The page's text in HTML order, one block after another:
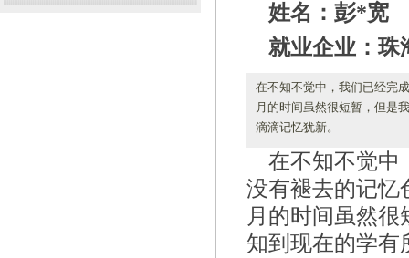
姓名：彭*宽
就业企业：珠
在不知不觉中，我们已经完
月的时间虽然很短暂，但是
滴滴记忆犹新。
在不知不觉中
没有褪去的记忆
月的时间虽然很
知到现在的学有